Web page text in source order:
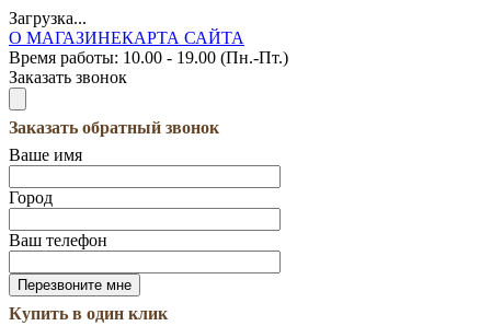
Загрузка...
О МАГАЗИНЕКАРТА САЙТА
Время работы: 10.00 - 19.00 (Пн.-Пт.)
Заказать звонок
Заказать обратный звонок
Ваше имя
Город
Ваш телефон
Купить в один клик